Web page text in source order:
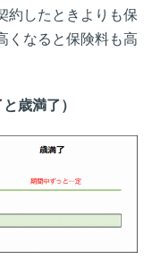
約したときよりも保
くなると保険料も高
歳満了）